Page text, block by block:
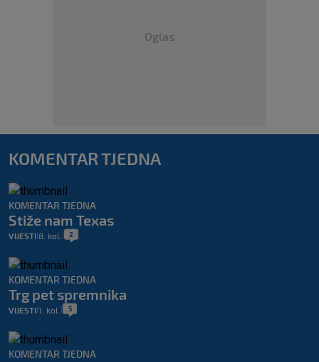
Oglas
KOMENTAR TJEDNA
KOMENTAR TJEDNA
Stiže nam Texas
VIJESTI 8. kol. 2
KOMENTAR TJEDNA
Trg pet spremnika
VIJESTI 1. kol. 5
KOMENTAR TJEDNA